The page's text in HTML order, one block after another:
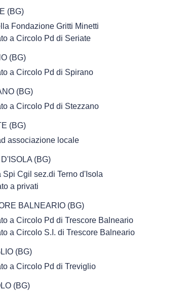
(BG)
Fondazione Gritti Minetti
a Circolo Pd di Seriate
(BG)
a Circolo Pd di Spirano
(BG)
a Circolo Pd di Stezzano
(BG)
associazione locale
(BG)
Spi Cgil sez.di Terno d'Isola
a privati
BALNEARIO (BG)
a Circolo Pd di Trescore Balneario
a Circolo S.I. di Trescore Balneario
(BG)
a Circolo Pd di Treviglio
(BG)